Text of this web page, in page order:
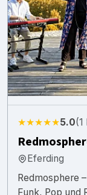
★★★★★5.0(1
Eferding
Redmosphere
Funk, Pop und